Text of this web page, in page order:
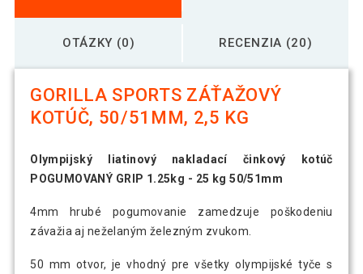
OTÁZKY (0) RECENZIA (20)
GORILLA SPORTS ZÁŤAŽOVÝ
KOTÚČ, 50/51MM, 2,5 KG
Olympijský liatinový nakladací činkový kotúč
POGUMOVANÝ GRIP 1.25kg - 25 kg 50/51mm
4mm hrubé pogumovanie zamedzuje poškodeniu
závažia aj neželaným železným zvukom.
50 mm otvor, je vhodný pre všetky olympijské tyče s